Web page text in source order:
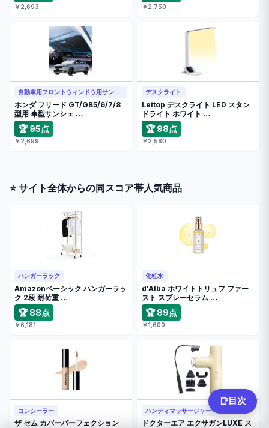
📑 目次
￥2,693 ￥2,750
自動車用フロントウィンドウ用サンシェード
ホンダ フリード GT/GB5/6/7/8
型用 傘型サンシェ …
🏆 95点
￥2,699
デスクライト
Lettop デスクライト LED スタン
ドライト ホワイト …
🏆 98点
￥2,580
⭐ サイト全体からの同スコア帯人気商品
ハンガーラック
Amazonベーシック ハンガーラッ
ク 2段 耐荷重 …
🏆 88点
￥6,181
化粧水
d'Alba ホワイトトリュフ ファー
スト スプレーセラム …
🏆 89点
￥1,600
コンシーラー
ザ セム カバーパーフェクション
ハンディマッサージャー
ドクターエア エクサガンLUXE ス